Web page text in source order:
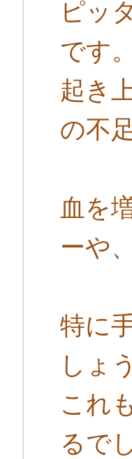
ピッ
です。
起き
の不
血を
ーや
特に
しょ
これ
るで